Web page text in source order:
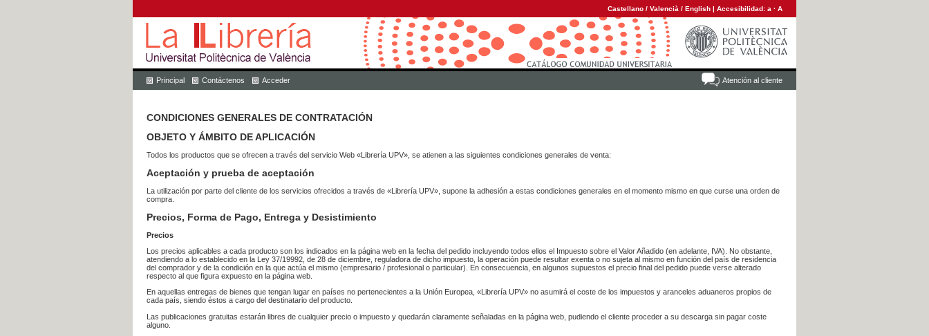
Castellano / Valencià / English | Accesibilidad: a · A
Atención al cliente
Principal Contáctenos Acceder
CONDICIONES GENERALES DE CONTRATACIÓN
OBJETO Y ÁMBITO DE APLICACIÓN
Todos los productos que se ofrecen a través del servicio Web «Librería UPV», se atienen a las siguientes condiciones generales de venta:
Aceptación y prueba de aceptación
La utilización por parte del cliente de los servicios ofrecidos a través de «Librería UPV», supone la adhesión a estas condiciones generales en el momento mismo en que curse una orden de
compra.
Precios, Forma de Pago, Entrega y Desistimiento
Precios
Los precios aplicables a cada producto son los indicados en la página web en la fecha del pedido incluyendo todos ellos el Impuesto sobre el Valor Añadido (en adelante, IVA). No obstante,
atendiendo a lo establecido en la Ley 37/19992, de 28 de diciembre, reguladora de dicho impuesto, la operación puede resultar exenta o no sujeta al mismo en función del país de residencia
del comprador y de la condición en la que actúa el mismo (empresario / profesional o particular). En consecuencia, en algunos supuestos el precio final del pedido puede verse alterado
respecto al que figura expuesto en la página web.
En aquellas entregas de bienes que tengan lugar en países no pertenecientes a la Unión Europea, «Librería UPV» no asumirá el coste de los impuestos y aranceles aduaneros propios de
cada país, siendo éstos a cargo del destinatario del producto.
Las publicaciones gratuitas estarán libres de cualquier precio o impuesto y quedarán claramente señaladas en la página web, pudiendo el cliente proceder a su descarga sin pagar coste
alguno.